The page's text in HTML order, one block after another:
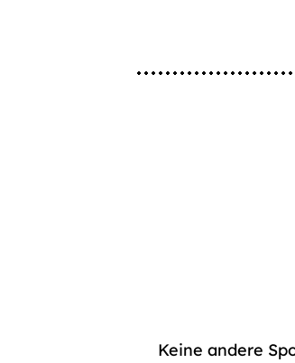
Keine andere